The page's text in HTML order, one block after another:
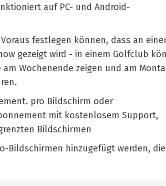
auf PC- und Android-
festlegen können, dass an
gezeigt wird - in einem Golfclub
Wochenende zeigen und am
pro Bildschirm oder
mit kostenlosem Support,
Bildschirmen
Bildschirmen hinzugefügt werden, die